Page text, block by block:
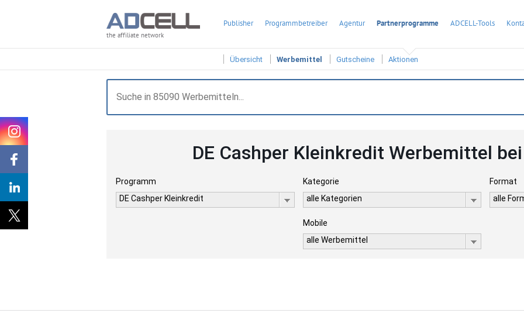
the affiliate network
Publisher Programmbetreiber Agentur Partnerprogramme ADCELL-Tools
Übersicht Werbemittel Gutscheine Aktionen
DE Cashper Kleinkredit Werbemittel bei
Programm
DE Cashper Kleinkredit
Kategorie
alle Kategorien
Format
alle
Mobile
alle Werbemittel